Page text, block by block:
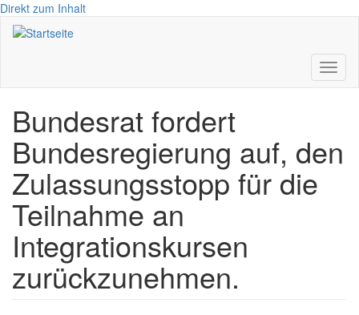
Direkt zum Inhalt
Bundesrat fordert
Bundesregierung auf, den
Zulassungsstopp für die
Teilnahme an
Integrationskursen
zurückzunehmen.